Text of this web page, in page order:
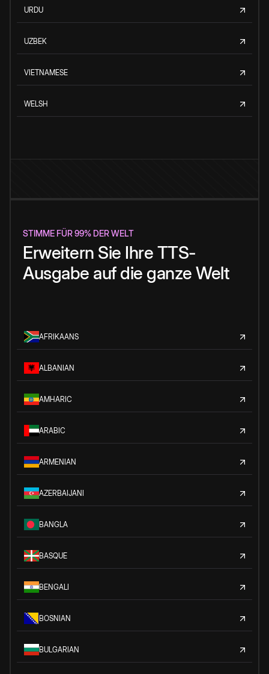
URDU
UZBEK
VIETNAMESE
WELSH
STIMME FÜR 99% DER WELT
Erweitern Sie Ihre TTS-
Ausgabe auf die ganze Welt
AFRIKAANS
ALBANIAN
AMHARIC
ARABIC
ARMENIAN
AZERBAIJANI
BANGLA
BASQUE
BENGALI
BOSNIAN
BULGARIAN